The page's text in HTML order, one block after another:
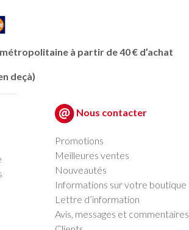
à partir de 40 € d’achat
deçà)
Nous contacter
Promotions
Meilleures ventes
Nouveautés
Informations sur votre boutique
Lettre d’information
Avis, messages et commentaires